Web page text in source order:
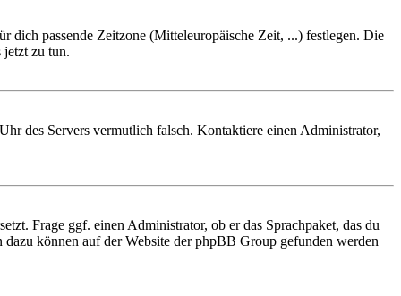
dich passende Zeitzone (Mitteleuropäische Zeit, ...) festlegen. Die
jetzt zu tun.
des Servers vermutlich falsch. Kontaktiere einen Administrator,
Frage ggf. einen Administrator, ob er das Sprachpaket, das du
können auf der Website der phpBB Group gefunden werden